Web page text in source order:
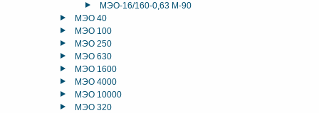
МЭО-16/160-0,63 М-90
МЭО 40
МЭО 100
МЭО 250
МЭО 630
МЭО 1600
МЭО 4000
МЭО 10000
МЭО 320